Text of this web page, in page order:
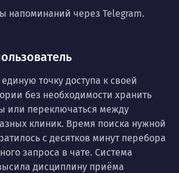
напоминаний через Telegram.
точку доступа к своей
без необходимости хранить
или переключаться между
клиник. Время поиска нужной
с десятков минут перебора
запроса в чате. Система
дисциплину приёма